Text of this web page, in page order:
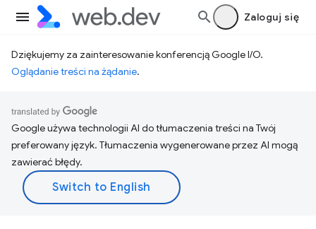
Zaloguj się
Dziękujemy za zainteresowanie konferencją Google I/O.
Oglądanie treści na żądanie.
Google używa technologii AI do tłumaczenia treści na Twój
preferowany język. Tłumaczenia wygenerowane przez AI mogą
zawierać błędy.